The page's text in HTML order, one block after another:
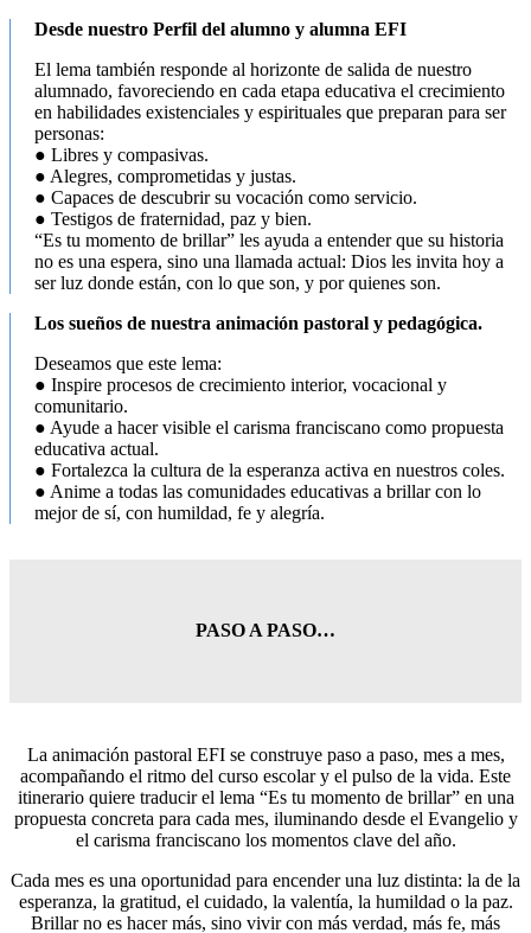
Desde nuestro Perfil del alumno y alumna EFI
El lema también responde al horizonte de salida de nuestro
alumnado, favoreciendo en cada etapa educativa el crecimiento
en habilidades existenciales y espirituales que preparan para ser
personas:
● Libres y compasivas.
● Alegres, comprometidas y justas.
● Capaces de descubrir su vocación como servicio.
● Testigos de fraternidad, paz y bien.
“Es tu momento de brillar” les ayuda a entender que su historia
no es una espera, sino una llamada actual: Dios les invita hoy a
ser luz donde están, con lo que son, y por quienes son.
Los sueños de nuestra animación pastoral y pedagógica.
Deseamos que este lema:
● Inspire procesos de crecimiento interior, vocacional y
comunitario.
● Ayude a hacer visible el carisma franciscano como propuesta
educativa actual.
● Fortalezca la cultura de la esperanza activa en nuestros coles.
● Anime a todas las comunidades educativas a brillar con lo
mejor de sí, con humildad, fe y alegría.
PASO A PASO…
La animación pastoral EFI se construye paso a paso, mes a mes,
acompañando el ritmo del curso escolar y el pulso de la vida. Este
itinerario quiere traducir el lema “Es tu momento de brillar” en una
propuesta concreta para cada mes, iluminando desde el Evangelio y
el carisma franciscano los momentos clave del año.
Cada mes es una oportunidad para encender una luz distinta: la de la
esperanza, la gratitud, el cuidado, la valentía, la humildad o la paz.
Brillar no es hacer más, sino vivir con más verdad, más fe, más